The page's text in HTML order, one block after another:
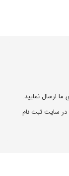
ما ارسال نمایید.
در سایت ثبت نام